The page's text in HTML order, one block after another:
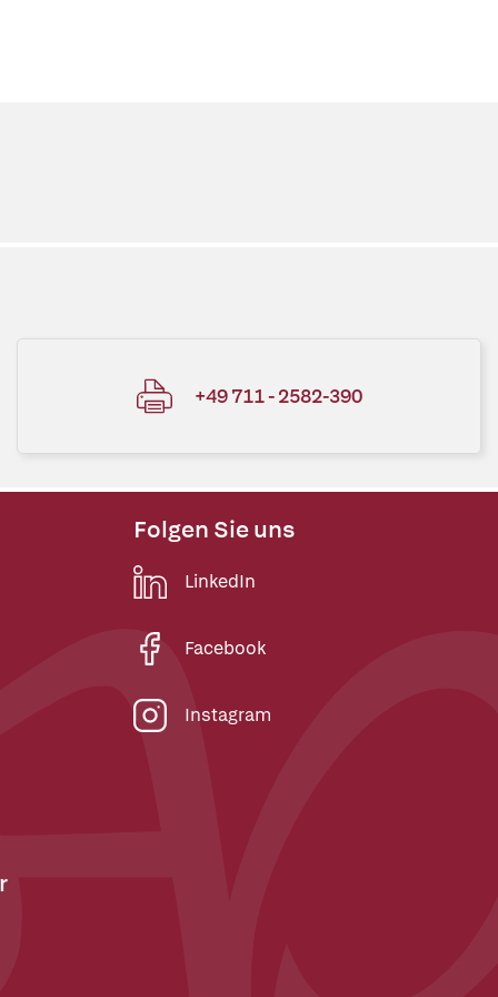
+49 711 - 2582-390
Folgen Sie uns
LinkedIn
Facebook
Instagram